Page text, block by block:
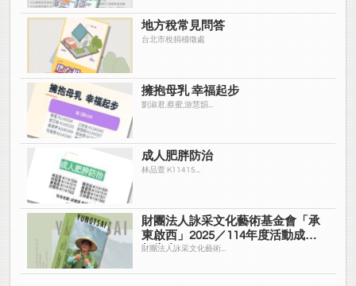
地方稅常見問答
台北市稅捐稽徵處
擁抱母乳 幸福起步
劉淑君,蔡蜜,游慧韻...
成人肥胖防治
林品萱 K11415...
財團法人詠采文化藝術基金會「承
東啟西」2025／114年度活動成果
報告書
財團法人詠采文化藝術...